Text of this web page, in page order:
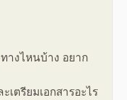
างไหนบ้าง อยาก
เตรียมเอกสารอะไร